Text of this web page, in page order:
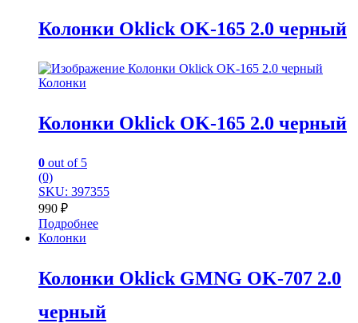
Колонки Oklick OK-165 2.0 черный
Колонки
Колонки Oklick OK-165 2.0 черный
0 out of 5
(0)
SKU: 397355
990 ₽
Подробнее
Колонки
Колонки Oklick GMNG OK-707 2.0
черный